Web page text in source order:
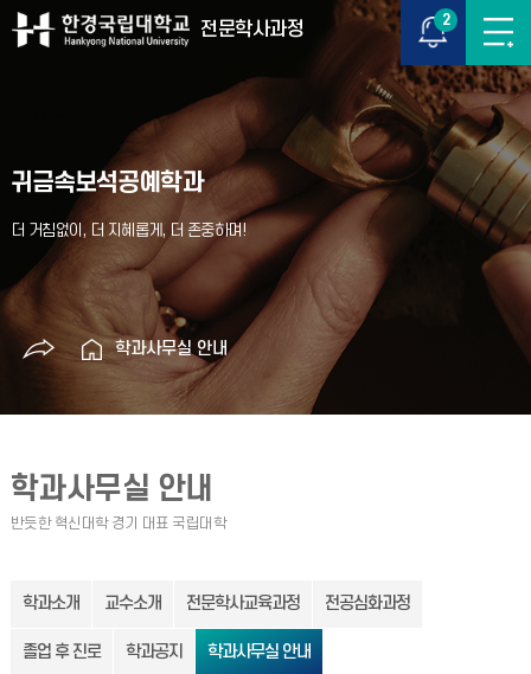
전문학사과정 2
귀금속보석공예학과
학과사무실 안내
학과사무실 안내
학과소개 교수소개 전문학사교육과정 전공심화과정
졸업 후 진로 학과공지 학과사무실 안내